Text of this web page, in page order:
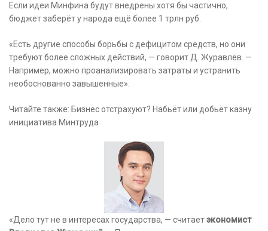
Если идеи Минфина будут внедрены хотя бы частично,
бюджет заберёт у народа ещё более 1 трлн руб.
«Есть другие способы борьбы с дефицитом средств, но они
требуют более сложных действий, — говорит Д. Журавлёв. —
Например, можно проанализировать затраты и устранить
необоснованно завышенные».
Читайте также: Бизнес отстрахуют? Набьёт или добьёт казну
инициатива Минтруда
«Дело тут не в интересах государства, — считаетэкономист